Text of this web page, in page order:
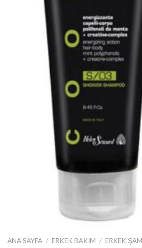
ANA SAYFA / ERKEK BAKIM / ERKEK